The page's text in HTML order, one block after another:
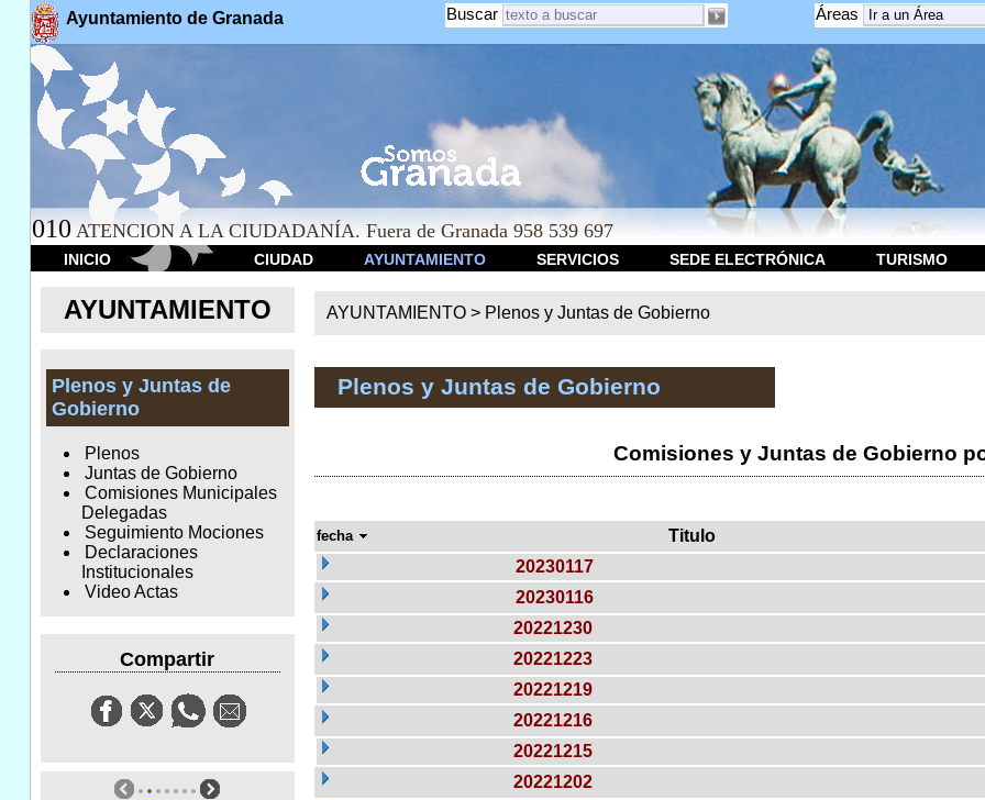
Ayuntamiento de Granada Áreas
Buscar
010 ATENCION A LA CIUDADANÍA. Fuera de Granada 958 539 697
INICIO CIUDAD AYUNTAMIENTO SERVICIOS SEDE ELECTRÓNICA TURISMO
AYUNTAMIENTO
Plenos y Juntas de
Gobierno
Plenos
Juntas de Gobierno
Comisiones Municipales
Delegadas
Seguimiento Mociones
Declaraciones
Institucionales
Video Actas
Compartir
AYUNTAMIENTO > Plenos y Juntas de Gobierno
Plenos y Juntas de Gobierno
Comisiones y Juntas de Gobierno
fecha Titulo
20230117
20230116
20221230
20221223
20221219
20221216
20221215
20221202